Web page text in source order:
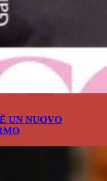
UN NUOVO